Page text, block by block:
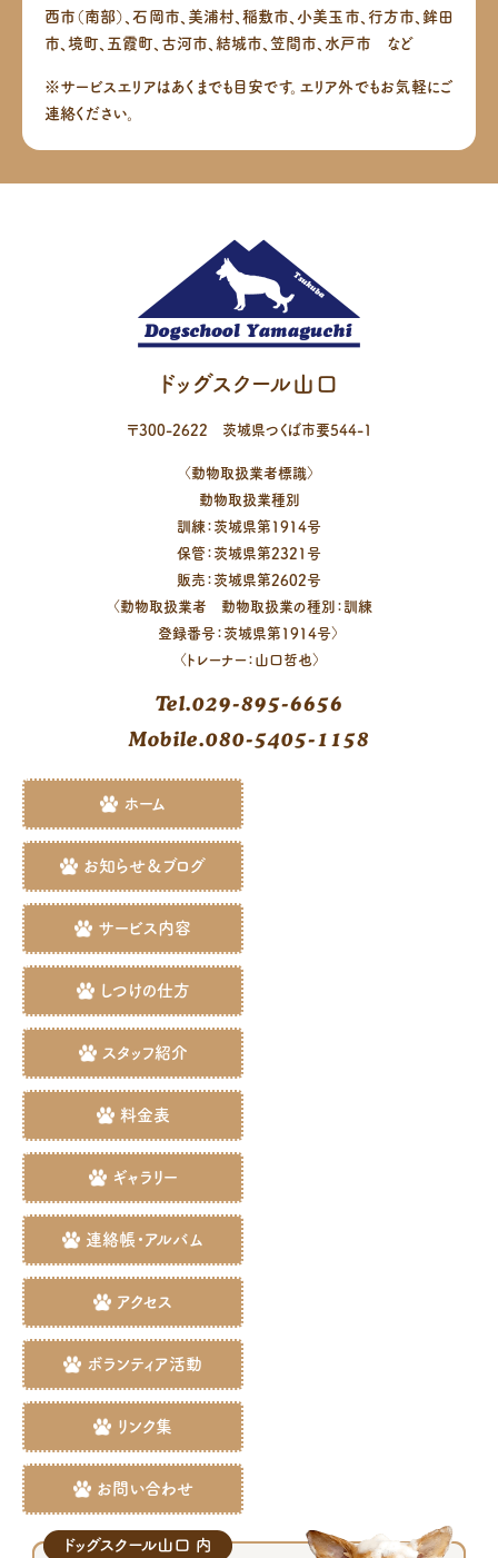
西市（南部）、石岡市、美浦村、稲敷市、小美玉市、行方市、鉾田
市、境町、五霞町、古河市、結城市、笠間市、水戸市 など
※サービスエリアはあくまでも目安です。エリア外でもお気軽にご
連絡ください。
ドッグスクール山口
〒300-2622 茨城県つくば市要544-1
〈動物取扱業者標識〉
動物取扱業種別
訓練：茨城県第1914号
保管：茨城県第2321号
販売：茨城県第2602号
〈動物取扱業者 動物取扱業の種別：訓練
登録番号：茨城県第1914号〉
〈トレーナー：山口哲也〉
Tel.029-895-6656
Mobile.080-5405-1158
ホーム
お知らせ＆ブログ
サービス内容
しつけの仕方
スタッフ紹介
料金表
ギャラリー
連絡帳・アルバム
アクセス
ボランティア活動
リンク集
お問い合わせ